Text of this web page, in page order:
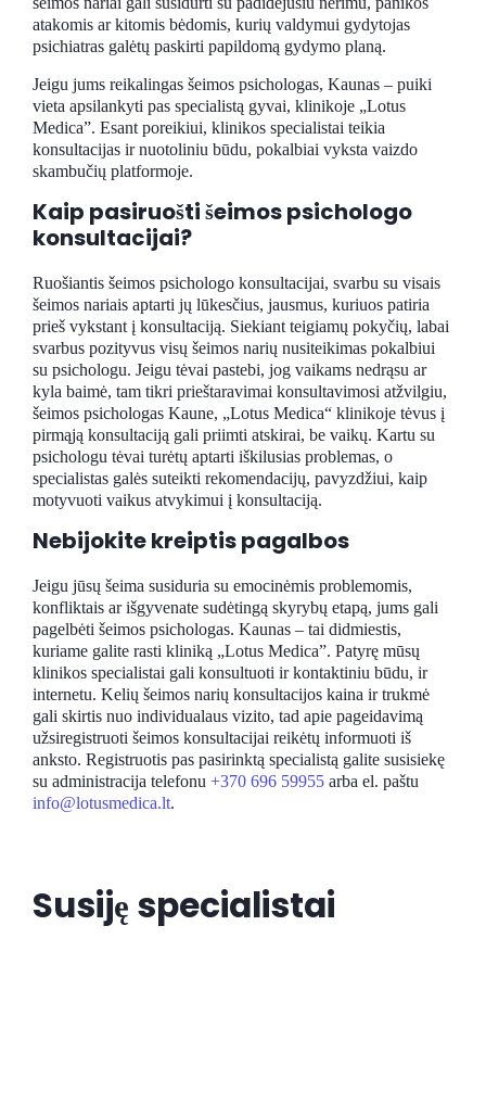
atakomis ar kitomis bėdomis, kurių valdymui gydytojas
psichiatras galėtų paskirti papildomą gydymo planą.
Jeigu jums reikalingas šeimos psichologas, Kaunas – puiki
vieta apsilankyti pas specialistą gyvai, klinikoje „Lotus
Medica”. Esant poreikiui, klinikos specialistai teikia
konsultacijas ir nuotoliniu būdu, pokalbiai vyksta vaizdo
skambučių platformoje.
Kaip pasiruošti šeimos psichologo
konsultacijai?
Ruošiantis šeimos psichologo konsultacijai, svarbu su visais
šeimos nariais aptarti jų lūkesčius, jausmus, kuriuos patiria
prieš vykstant į konsultaciją. Siekiant teigiamų pokyčių, labai
svarbus pozityvus visų šeimos narių nusiteikimas pokalbiui
su psichologu. Jeigu tėvai pastebi, jog vaikams nedrąsu ar
kyla baimė, tam tikri prieštaravimai konsultavimosi atžvilgiu,
šeimos psichologas Kaune, „Lotus Medica“ klinikoje tėvus į
pirmąją konsultaciją gali priimti atskirai, be vaikų. Kartu su
psichologu tėvai turėtų aptarti iškilusias problemas, o
specialistas galės suteikti rekomendacijų, pavyzdžiui, kaip
motyvuoti vaikus atvykimui į konsultaciją.
Nebijokite kreiptis pagalbos
Jeigu jūsų šeima susiduria su emocinėmis problemomis,
konfliktais ar išgyvenate sudėtingą skyrybų etapą, jums gali
pagelbėti šeimos psichologas. Kaunas – tai didmiestis,
kuriame galite rasti kliniką „Lotus Medica”. Patyrę mūsų
klinikos specialistai gali konsultuoti ir kontaktiniu būdu, ir
internetu. Kelių šeimos narių konsultacijos kaina ir trukmė
gali skirtis nuo individualaus vizito, tad apie pageidavimą
užsiregistruoti šeimos konsultacijai reikėtų informuoti iš
anksto. Registruotis pas pasirinktą specialistą galite susisiekę
su administracija telefonu +370 696 59955arba el. paštu
info@lotusmedica.lt.
Susiję specialistai